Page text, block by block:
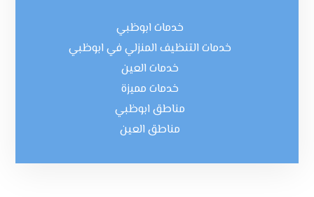
خدمات ابوظبي
خدمات التنظيف المنزلي في ابوظبي
خدمات العين
خدمات مميزة
مناطق ابوظبي
مناطق العين